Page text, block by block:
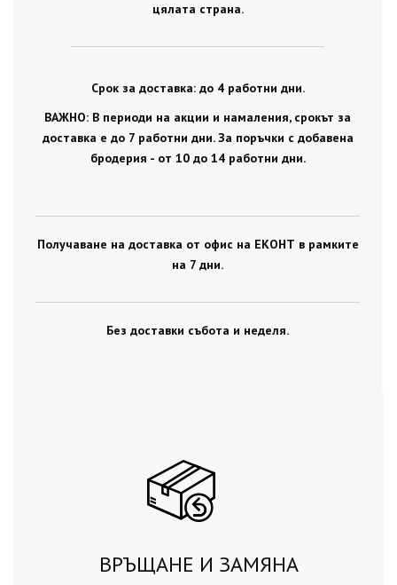
цялата страна.
Срок за доставка: до 4 работни дни.
ВАЖНО: В периоди на акции и намаления, срокът за
доставка е до 7 работни дни. За поръчки с добавена
бродерия - от 10 до 14 работни дни.
Получаване на доставка от офис на ЕКОНТ в рамките
на 7 дни.
Без доставки събота и неделя.
ВРЪЩАНЕ И ЗАМЯНА